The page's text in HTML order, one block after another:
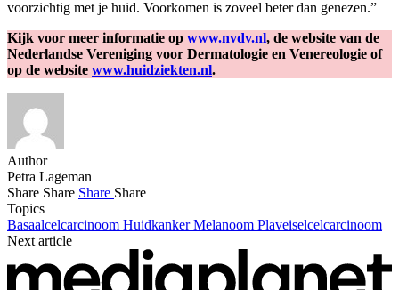
voorzichtig met je huid. Voorkomen is zoveel beter dan genezen.”
Kijk voor meer informatie op www.nvdv.nl, de website van de
Nederlandse Vereniging voor Dermatologie en Venereologie of
op de website www.huidziekten.nl.
Author
Petra Lageman
Share Share Share Share
Topics
Basaalcelcarcinoom HuidkankerMelanoom Plaveiselcelcarcinoom
Next article